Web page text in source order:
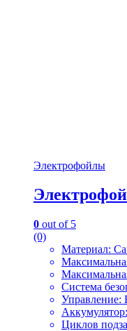
Электрофойлы
0 out of 5
(0)
Материал:
Система
Управление:
Циклов